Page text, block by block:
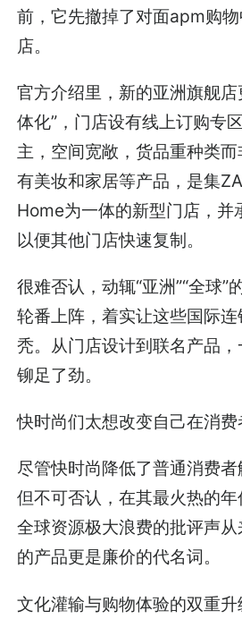
前，它先撤掉了对面apm购
店。
官方介绍里，新的亚洲旗舰
体化”，门店设有线上订购专
主，空间宽敞，货品重种类
有美妆和家居等产品，是集
Home为一体的新型门店，并
以便其他门店快速复制。
很难否认，动辄“亚洲”“全球”
轮番上阵，着实让这些国际
秃。从门店设计到联名产品
铆足了劲。
快时尚们太想改变自己在消费
尽管快时尚降低了普通消费者
但不可否认，在其最火热的
全球资源极大浪费的批评声
的产品更是廉价的代名词。
文化灌输与购物体验的双重